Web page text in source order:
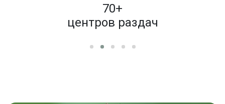
70+
центров раздач